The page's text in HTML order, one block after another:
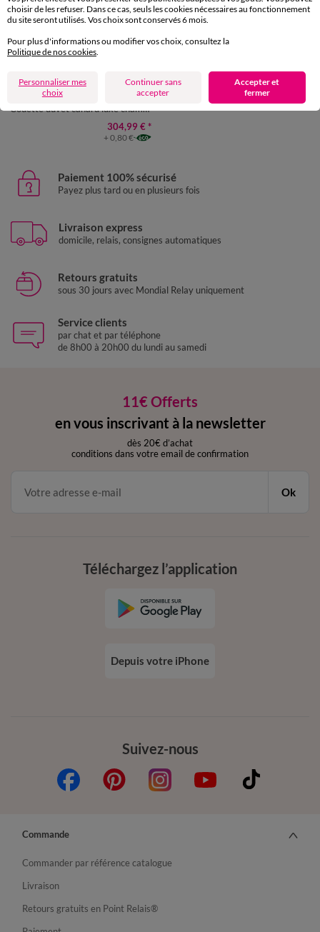
Fabriqué en France
Couette duvet canard luxe chambre tempérée
304,99 € *
+ 0,80 €
Paiement 100% sécurisé
Payez plus tard ou en plusieurs fois
Livraison express
domicile, relais, consignes automatiques
Retours gratuits
sous 30 jours avec Mondial Relay uniquement
Service clients
par chat et par téléphone
de 8h00 à 20h00 du lundi au samedi
11€ Offerts
en vous inscrivant à la newsletter
dès 20€ d’achat
conditions dans votre email de confirmation
Ok
Suivez-nous
Téléchargez l’application
Depuis votre iPhone
Commande
Commander par référence catalogue
Livraison
Retours gratuits en Point Relais®
choisir de les refuser. Dans ce cas, seuls les cookies nécessaires au fonctionnement
du site seront utilisés. Vos choix sont conservés 6 mois.
Pour plus d'informations ou modifier vos choix, consultez la
Politique de nos cookies
Personnaliser mes
choix
Continuer sans
accepter
Accepter et
fermer